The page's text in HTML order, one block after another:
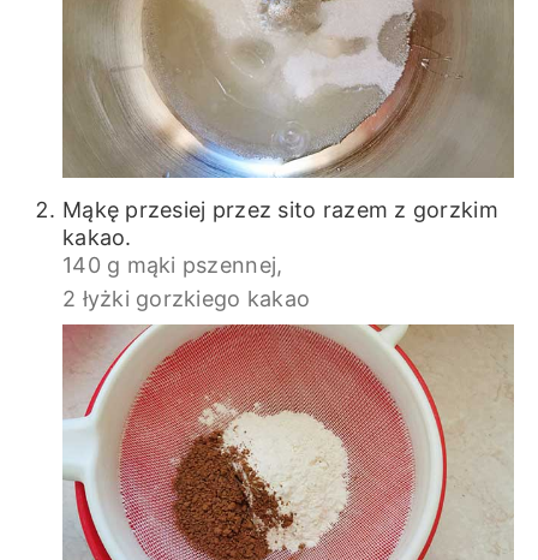
Mąkę przesiej przez sito razem z gorzkim
kakao.
140 g mąki pszennej,
2 łyżki gorzkiego kakao